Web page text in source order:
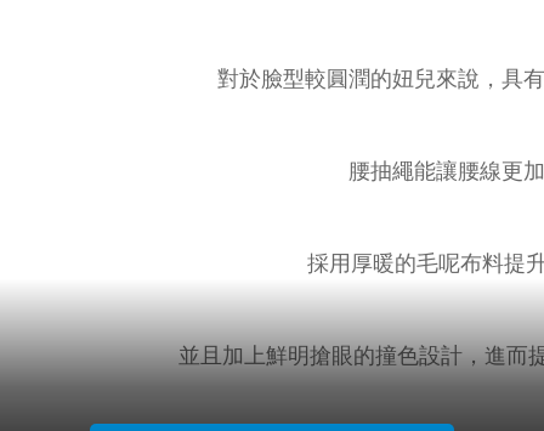
對於臉型較圓潤的妞兒來說，具
腰抽繩能讓腰線更
採用厚暖的毛呢布料提
並且加上鮮明搶眼的撞色設計，進而